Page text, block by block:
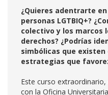
¿Quieres adentrarte
personas LGTBIQ+?
colectivo y los marcos
derechos? ¿Podrías
simbólicas que
estrategias que
Este curso
con la Oficina